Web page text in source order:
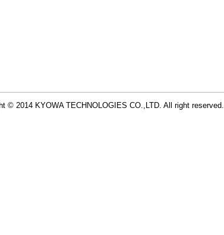
© 2014 KYOWA TECHNOLOGIES CO.,LTD. All right reserved.